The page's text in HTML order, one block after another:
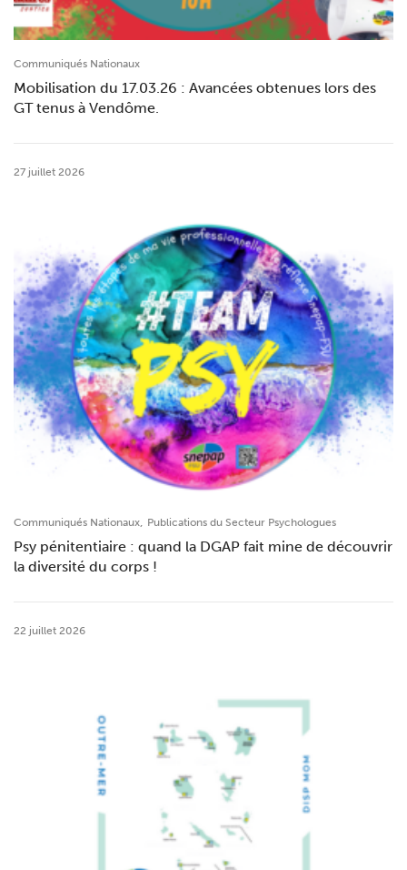
Communiqués Nationaux
Mobilisation du 17.03.26 : Avancées obtenues lors des
GT tenus à Vendôme.
27 juillet 2026
Communiqués Nationaux, Publications du Secteur Psychologues
Psy pénitentiaire : quand la DGAP fait mine de découvrir
la diversité du corps !
22 juillet 2026